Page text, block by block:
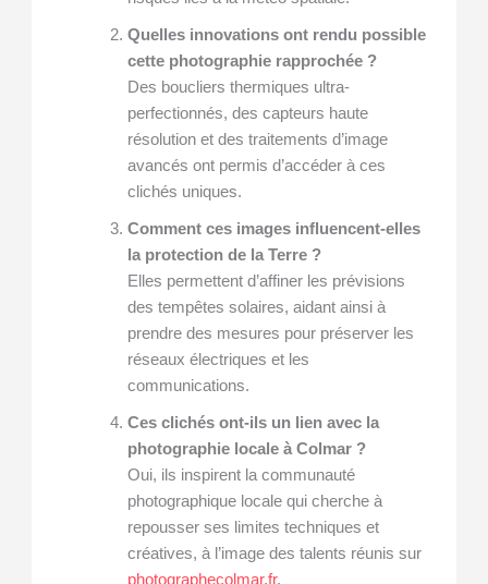
Quelles innovations ont rendu possible
cette photographie rapprochée ?
Des boucliers thermiques ultra-
perfectionnés, des capteurs haute
résolution et des traitements d’image
avancés ont permis d’accéder à ces
clichés uniques.
Comment ces images influencent-elles
la protection de la Terre ?
Elles permettent d’affiner les prévisions
des tempêtes solaires, aidant ainsi à
prendre des mesures pour préserver les
réseaux électriques et les
communications.
Ces clichés ont-ils un lien avec la
photographie locale à Colmar ?
Oui, ils inspirent la communauté
photographique locale qui cherche à
repousser ses limites techniques et
créatives, à l’image des talents réunis sur
photographecolmar.fr.